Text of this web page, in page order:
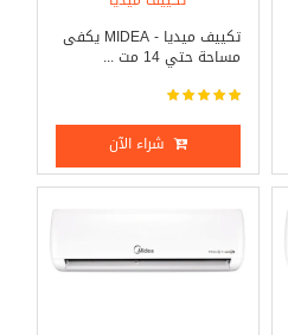
تكييف ميديا - MIDEA يكفى
مساحة حتي 14 مت ...
شراء الآن